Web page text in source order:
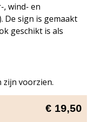
, wind- en
De sign is gemaakt
geschikt is als
zijn voorzien.
€ 19,50